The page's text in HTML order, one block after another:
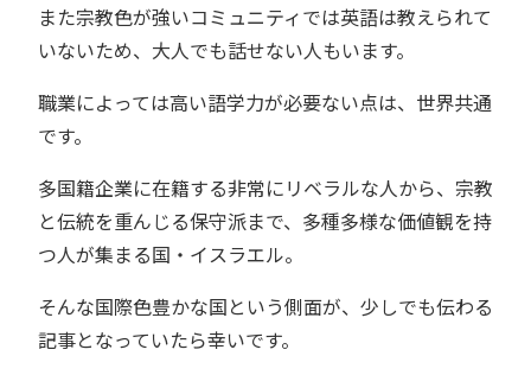
また宗教色が強いコミュニティでは英語は教えられて
いないため、大人でも話せない人もいます。
職業によっては高い語学力が必要ない点は、世界共通
です。
多国籍企業に在籍する非常にリベラルな人から、宗教
と伝統を重んじる保守派まで、多種多様な価値観を持
つ人が集まる国・イスラエル。
そんな国際色豊かな国という側面が、少しでも伝わる
記事となっていたら幸いです。